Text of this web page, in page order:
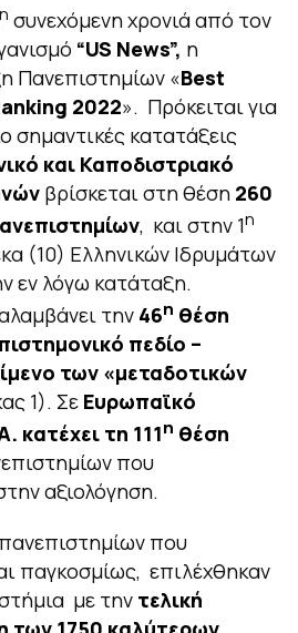
η συνεχόμενη χρονιά από τον
“US News”, η
Πανεπιστημίων «Best
2022». Πρόκειται για
σημαντικές κατατάξεις
και Καποδιστριακό
βρίσκεται στη θέση 260
, και στην 1η
(10) Ελληνικών Ιδρυμάτων
εν λόγω κατάταξη.
την 46η θέση
πεδίο –
των «μεταδοτικών
1). Σε Ευρωπαϊκό
κατέχει τη 111η θέση
που
αξιολόγηση.
που
παγκοσμίως, επιλέχθηκαν
με την τελική